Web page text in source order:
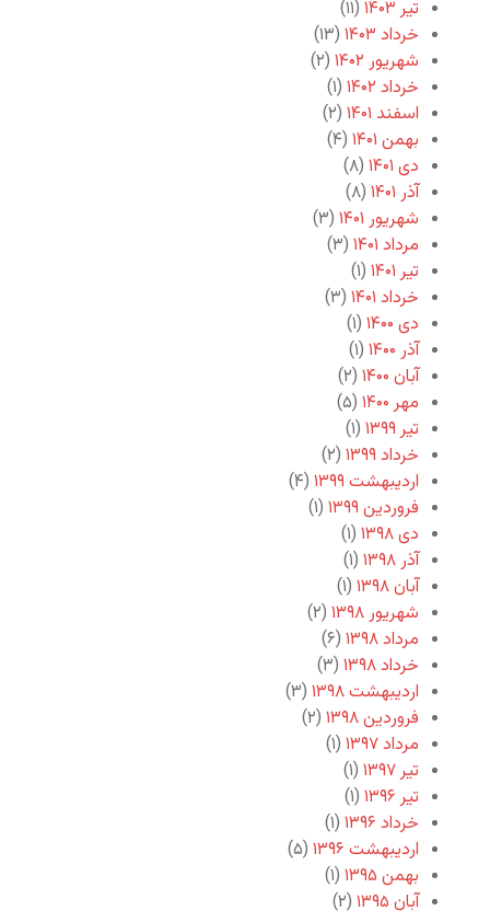
تیر ۱۴۰۳
(۱۱)
خرداد ۱۴۰۳
(۱۳)
شهریور ۱۴۰۲
(۲)
خرداد ۱۴۰۲
(۱)
اسفند ۱۴۰۱
(۲)
بهمن ۱۴۰۱
(۴)
دی ۱۴۰۱
(۸)
آذر ۱۴۰۱
(۸)
شهریور ۱۴۰۱
(۳)
مرداد ۱۴۰۱
(۳)
تیر ۱۴۰۱
(۱)
خرداد ۱۴۰۱
(۳)
دی ۱۴۰۰
(۱)
آذر ۱۴۰۰
(۱)
آبان ۱۴۰۰
(۲)
مهر ۱۴۰۰
(۵)
تیر ۱۳۹۹
(۱)
خرداد ۱۳۹۹
(۲)
اردیبهشت ۱۳۹۹
(۴)
فروردین ۱۳۹۹
(۱)
دی ۱۳۹۸
(۱)
آذر ۱۳۹۸
(۱)
آبان ۱۳۹۸
(۱)
شهریور ۱۳۹۸
(۲)
مرداد ۱۳۹۸
(۶)
خرداد ۱۳۹۸
(۳)
اردیبهشت ۱۳۹۸
(۳)
فروردین ۱۳۹۸
(۲)
مرداد ۱۳۹۷
(۱)
تیر ۱۳۹۷
(۱)
تیر ۱۳۹۶
(۱)
خرداد ۱۳۹۶
(۱)
اردیبهشت ۱۳۹۶
(۵)
بهمن ۱۳۹۵
(۱)
آبان ۱۳۹۵
(۲)